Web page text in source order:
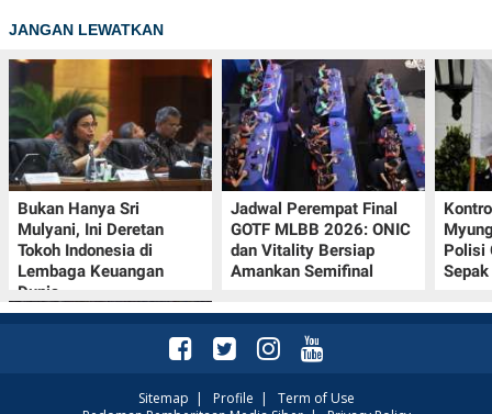
JANGAN LEWATKAN
Bukan Hanya Sri
Mulyani, Ini Deretan
Tokoh Indonesia di
Lembaga Keuangan
Dunia
Jadwal Perempat Final
GOTF MLBB 2026: ONIC
dan Vitality Bersiap
Amankan Semifinal
Polisi
Sitemap | Profile | Term of Use